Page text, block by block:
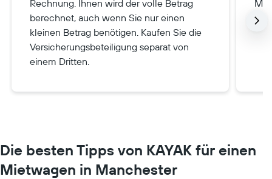
Rechnung. Ihnen wird der volle Betrag
berechnet, auch wenn Sie nur einen
kleinen Betrag benötigen. Kaufen Sie die
Versicherungsbeteiligung separat von
einem Dritten.
ist,
Die besten Tipps von KAYAK für einen
Mietwagen in Manchester